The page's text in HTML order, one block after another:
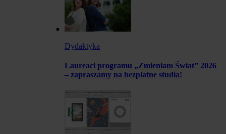
Dydaktyka
Laureaci programu „Zmieniam Świat” 2026
– zapraszamy na bezpłatne studia!